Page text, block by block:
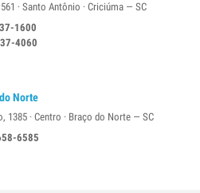
· Santo Antônio · Criciúma — SC
1600
4060
Norte
1385 · Centro · Braço do Norte — SC
6585